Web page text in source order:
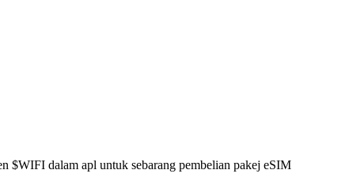
$WIFI dalam apl untuk sebarang pembelian pakej eSIM